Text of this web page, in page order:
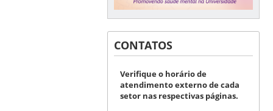
CONTATOS
Verifique o horário de
atendimento externo de cada
setor nas respectivas páginas.